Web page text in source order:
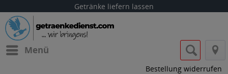
Getränke liefern lassen
Menü
Bestellung widerrufen